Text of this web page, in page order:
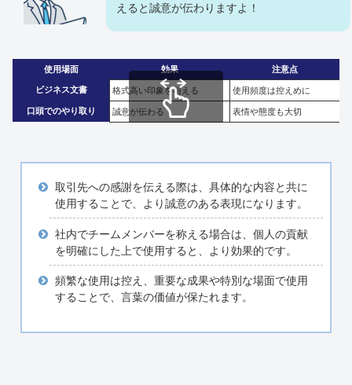
えると誠意が伝わりますよ！
使用場面 効果 注意点
ビジネス文書 格式高い印象を与える 使用頻度は控えめに
口頭でのやり取り 誠意が伝わる 表情や態度も大切
取引先への感謝を伝える際は、具体的な内容と共に
使用することで、より誠意のある表現になります。
社内でチームメンバーを称える場合は、個人の貢献
を明確にした上で使用すると、より効果的です。
頻繁な使用は控え、重要な成果や特別な場面で使用
することで、言葉の価値が保たれます。